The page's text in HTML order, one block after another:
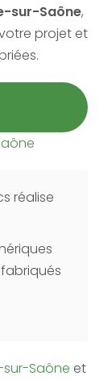
sur-Saône,
projet et
réalise
Saône et